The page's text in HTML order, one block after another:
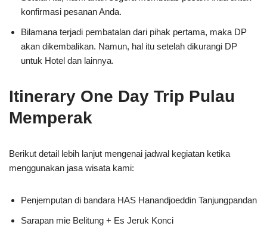
konfirmasi pesanan Anda.
Bilamana terjadi pembatalan dari pihak pertama, maka DP
akan dikembalikan. Namun, hal itu setelah dikurangi DP
untuk Hotel dan lainnya.
Itinerary One Day Trip Pulau
Memperak
Berikut detail lebih lanjut mengenai jadwal kegiatan ketika
menggunakan jasa wisata kami:
Penjemputan di bandara HAS Hanandjoeddin Tanjungpandan
Sarapan mie Belitung + Es Jeruk Konci